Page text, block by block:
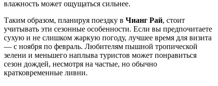
влажность может ощущаться сильнее.
Таким образом, планируя поездку в Чианг Рай, стоит
учитывать эти сезонные особенности. Если вы предпочитаете
сухую и не слишком жаркую погоду, лучшее время для визита
— с ноября по февраль. Любителям пышной тропической
зелени и меньшего наплыва туристов может понравиться
сезон дождей, несмотря на частые, но обычно
кратковременные ливни.